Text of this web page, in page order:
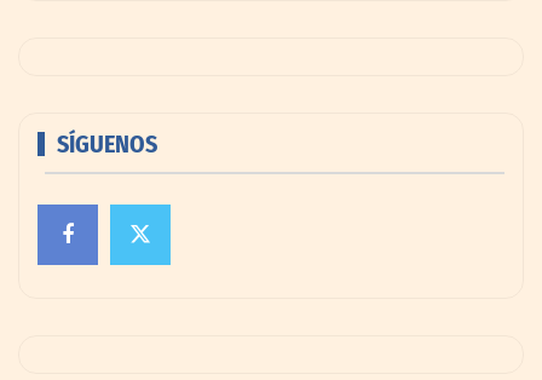
SÍGUENOS